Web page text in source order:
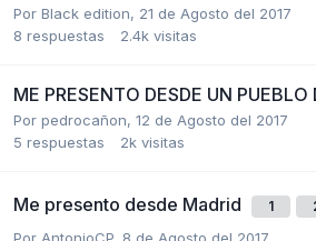
Por Black edition, 21 de Agosto del 2017
8 respuestas 2.4k visitas
ME PRESENTO DESDE UN PUEBLO
Por pedrocañon, 12 de Agosto del 2017
5 respuestas 2k visitas
Me presento desde Madrid 1
Por AntonioCP, 8 de Agosto del 2017